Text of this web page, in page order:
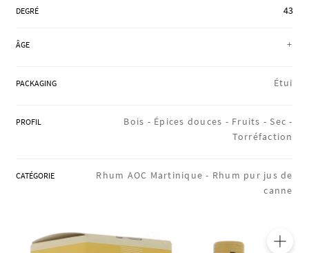
RÉGIONS
BOUTIQUE LOIRET
BLOG
DEGRÉ 43
ÂGE +
PACKAGING Étui
PROFIL Bois - Épices douces - Fruits - Sec -
Torréfaction
CATÉGORIE Rhum AOC Martinique - Rhum pur jus de
canne